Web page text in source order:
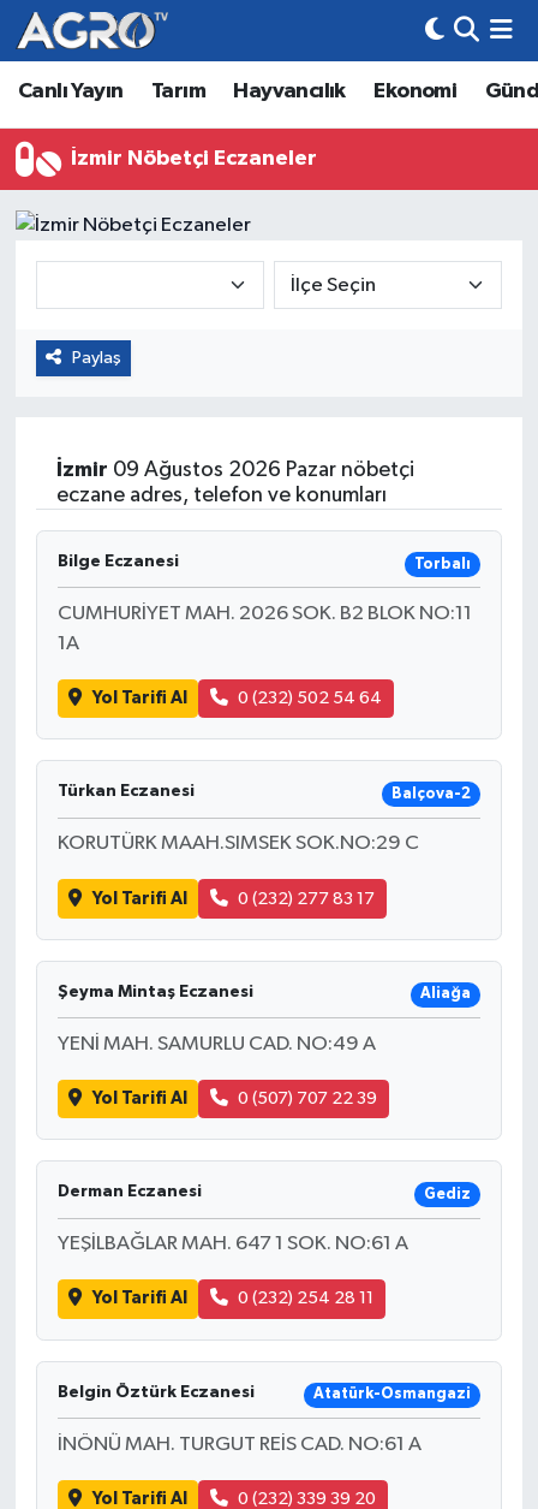
Canlı Yayın Tarım Hayvancılık Ekonomi
İzmir Nöbetçi Eczaneler
Paylaş
İzmir 09 Ağustos 2026 Pazar nöbetçi
eczane adres, telefon ve konumları
Bilge Eczanesi Torbalı
CUMHURİYET MAH. 2026 SOK. B2 BLOK NO:11
1A
Yol Tarifi Al 0 (232) 502 54 64
Türkan Eczanesi Balçova-2
KORUTÜRK MAAH.SIMSEK SOK.NO:29 C
Yol Tarifi Al 0 (232) 277 83 17
Şeyma Mintaş Eczanesi Aliağa
YENİ MAH. SAMURLU CAD. NO:49 A
Yol Tarifi Al 0 (507) 707 22 39
Derman Eczanesi Gediz
YEŞİLBAĞLAR MAH. 647 1 SOK. NO:61 A
Yol Tarifi Al 0 (232) 254 28 11
Belgin Öztürk Eczanesi Atatürk-Osmangazi
İNÖNÜ MAH. TURGUT REİS CAD. NO:61 A
Yol Tarifi Al 0 (232) 339 39 20
Hava Durumu
Trafik Durumu
Süper Lig Puan Durumu ve Fikstür
Son Dakika Haberleri